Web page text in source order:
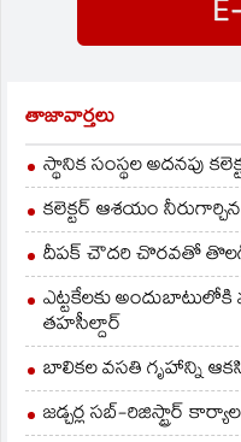
తాజావార్తలు
స్థానిక సంస్థల అదనపు
కలెక్టర్ ఆశయం నీరుగార్చిన
దీపక్ చౌదరి చొరవతో
ఎట్టకేలకు
తహసీల్దార్
బాలికల వసతి గృహాన్ని
జడ్చర్ల సబ్-రిజిస్ట్రార్